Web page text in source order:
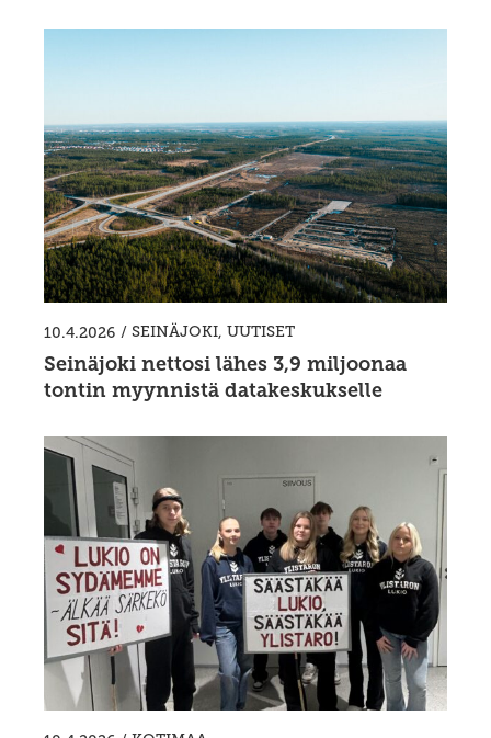
10.4.2026 / SEINÄJOKI, UUTISET
Seinäjoki nettosi lähes 3,9 miljoonaa
tontin myynnistä datakeskukselle